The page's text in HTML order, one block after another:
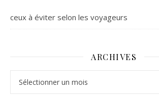
ceux à éviter selon les voyageurs
ARCHIVES